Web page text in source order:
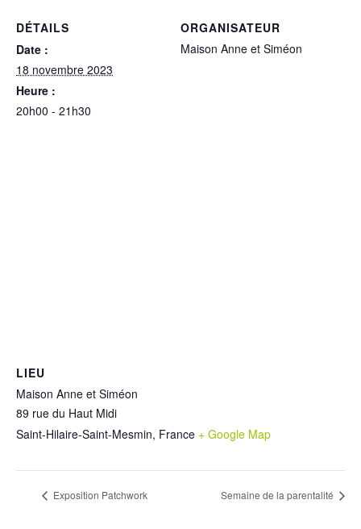
DÉTAILS
Date :
18 novembre 2023
Heure :
20h00 - 21h30
ORGANISATEUR
Maison Anne et Siméon
LIEU
Maison Anne et Siméon
89 rue du Haut Midi
Saint-Hilaire-Saint-Mesmin, France + Google Map
Exposition Patchwork Semaine de la parentalité